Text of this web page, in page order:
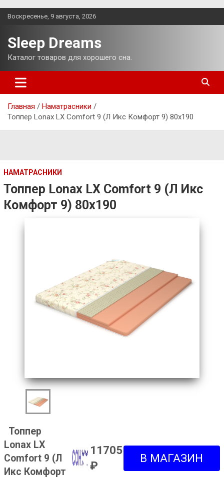
Перейти
Воскресенье, 9 августа, 2026
Sleep Dreams
Каталог товаров для хорошего сна.
Главная
Наматрасники
Топпер Lonax LX Comfort 9 (Л Икс Комфорт 9) 80х190
НАМАТРАСНИКИ
Топпер Lonax LX Comfort 9 (Л Икс
Комфорт 9) 80х190
Топпер
Lonax LX
Comfort 9 (Л
Икс Комфорт
11705
₽